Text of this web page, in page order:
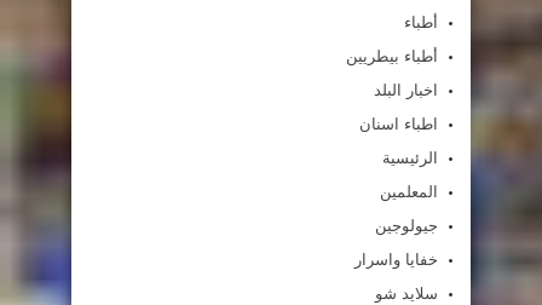
أطباء
أطباء بيطريين
اخبار البلد
اطباء اسنان
الرئيسية
المعلمين
جيولوجين
خفايا واسرار
سلايد شو